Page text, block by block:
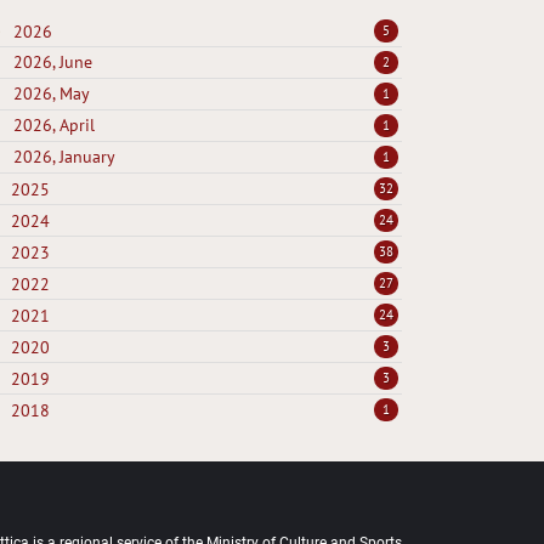
2026 5
2026, June 2
2026, May 1
2026, April 1
2026, January 1
2025 32
2024 24
2023 38
2022 27
2021 24
2020 3
2019 3
2018 1